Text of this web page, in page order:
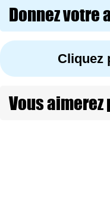
Donnez votre
Cliquez
Vous